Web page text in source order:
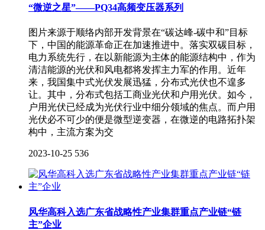
“微逆之星”——PQ34高频变压器系列
图片来源于顺络内部开发背景在“碳达峰-碳中和”目标
下，中国的能源革命正在加速推进中。落实双碳目标，
电力系统先行，在以新能源为主体的能源结构中，作为
清洁能源的光伏和风电都将发挥主力军的作用。近年
来，我国集中式光伏发展迅猛，分布式光伏也不遑多
让。其中，分布式包括工商业光伏和户用光伏。如今，
户用光伏已经成为光伏行业中细分领域的焦点。而户用
光伏必不可少的便是微型逆变器，在微逆的电路拓扑架
构中，主流方案为交
2023-10-25 536
风华高科入选广东省战略性产业集群重点产业链“链
主”企业